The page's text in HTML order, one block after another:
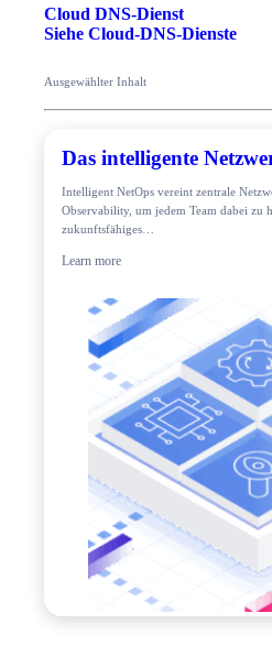
Cloud DNS-Dienst
Siehe Cloud-DNS-Dienste
Ausgewählter Inhalt
Das intelligente
Intelligent NetOps vereint zentrale
Observability, um jedem Team dabei zu
zukunftsfähiges…
Learn more